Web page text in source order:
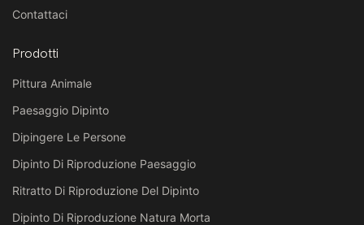
Contattaci
Prodotti
Pittura Animale
Paesaggio Dipinto
Dipingere Le Persone
Dipinto Di Riproduzione Paesaggio
Ritratto Di Riproduzione Del Dipinto
Dipinto Di Riproduzione Natura Morta